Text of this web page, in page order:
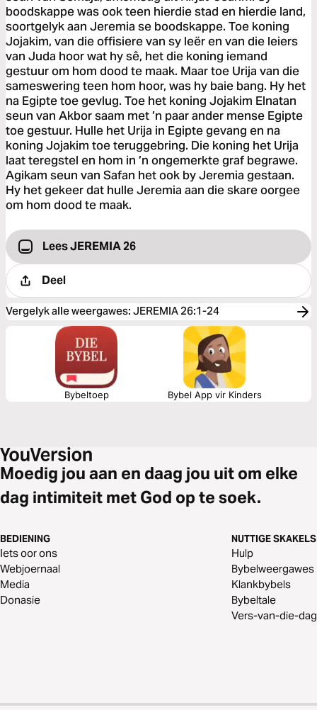
boodskappe was ook teen hierdie stad en hierdie land,
soortgelyk aan Jeremia se boodskappe. Toe koning
Jojakim, van die offisiere van sy leër en van die leiers
van Juda hoor wat hy sê, het die koning iemand
gestuur om hom dood te maak. Maar toe Urija van die
sameswering teen hom hoor, was hy baie bang. Hy het
na Egipte toe gevlug. Toe het koning Jojakim Elnatan
seun van Akbor saam met ’n paar ander mense Egipte
toe gestuur. Hulle het Urija in Egipte gevang en na
koning Jojakim toe teruggebring. Die koning het Urija
laat teregstel en hom in ’n ongemerkte graf begrawe.
Agikam seun van Safan het ook by Jeremia gestaan.
Hy het gekeer dat hulle Jeremia aan die skare oorgee
om hom dood te maak.
Lees JEREMIA 26
Deel
Vergelyk alle weergawes: JEREMIA 26:1-24
Bybeltoep Bybel App vir Kinders
Moedig jou aan en daag jou uit om elke
dag intimiteit met God op te soek.
BEDIENING
Iets oor ons
Webjoernaal
Media
Donasie
NUTTIGE SKAKELS
Hulp
Bybelweergawes
Klankbybels
Bybeltale
Vers-van-die-dag